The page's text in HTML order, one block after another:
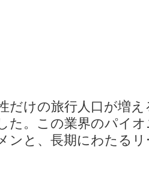
だけの旅行人口が増
。この業界のパイオ
ンと、長期にわたる